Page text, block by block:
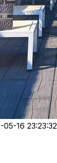
05-16 23:23:32